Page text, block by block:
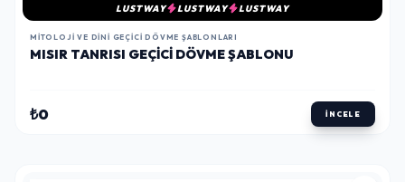
LUSTWAY LUSTWAY LUSTWAY
MITOLOJI VE DINI GEÇICI DÖVME ŞABLONLARI
MISIR TANRISI GEÇICI DÖVME ŞABLONU
₺0 İNCELE